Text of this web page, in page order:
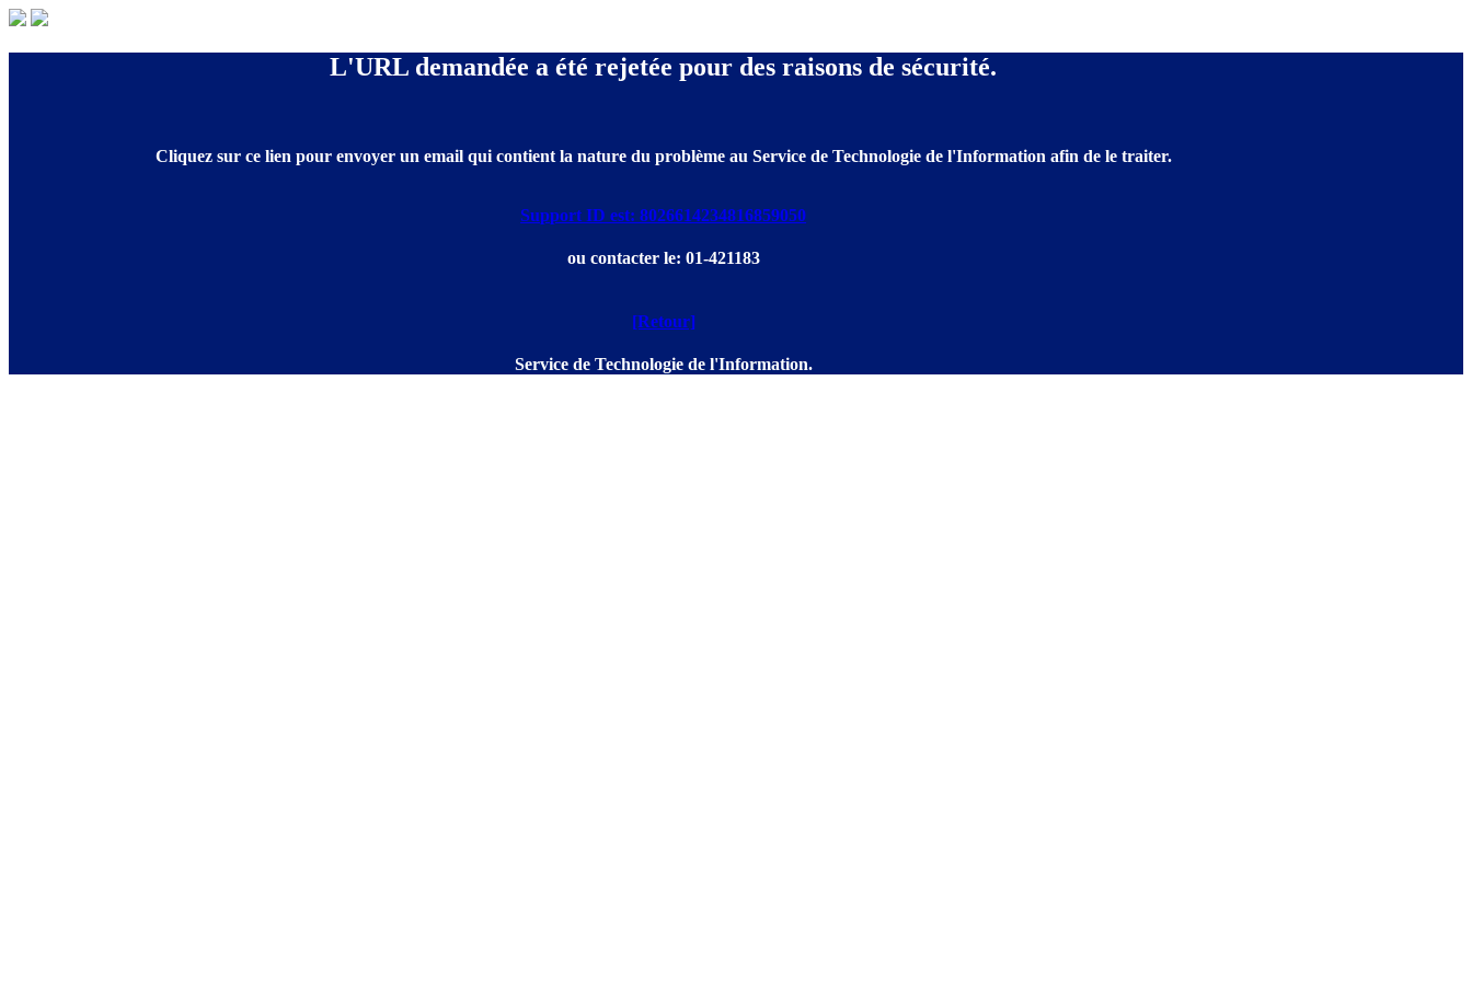
L'URL demandée a été rejetée pour des raisons de sécurité.
Cliquez sur ce lien pour envoyer un email qui contient la nature du problème au Service de Technologie de l'Information afin de le traiter.
Support ID est: 8026614234816859050
ou contacter le: 01-421183
[Retour]
Service de Technologie de l'Information.